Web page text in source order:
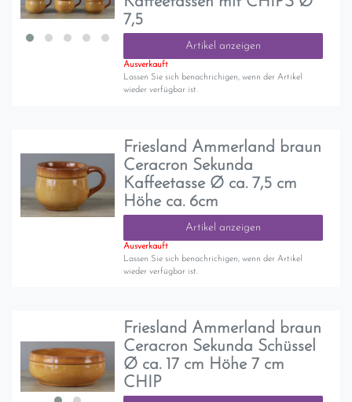
7,5
Artikel anzeigen
Ausverkauft
Lassen Sie sich benachrichigen, wenn der Artikel
wieder verfügbar ist.
Friesland Ammerland braun
Ceracron Sekunda
Kaffeetasse Ø ca. 7,5 cm
Höhe ca. 6cm
Artikel anzeigen
Ausverkauft
Lassen Sie sich benachrichigen, wenn der Artikel
wieder verfügbar ist.
Friesland Ammerland braun
Ceracron Sekunda Schüssel
Ø ca. 17 cm Höhe 7 cm
CHIP